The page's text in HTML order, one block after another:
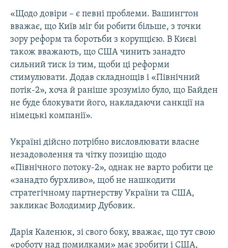
«Щодо довіри – є певні проблеми. Вашингтон
вважає, що Київ міг би робити більше, з точки
зору реформ та боротьби з корупцією. В Києві
також вважають, що США чинить занадто
сильний тиск із тим, щоби ці реформи
стимулювати. Додав складнощів і «Північний
потік-2», хоча й раніше зрозуміло було, що Байден
не буде блокувати його, накладаючи санкції на
німецькі компанії».
Україні дійсно потрібно висловлювати власне
незадоволення та чітку позицію щодо
«Північного потоку-2», однак не варто робити це
«занадто бурхливо», щоб не нашкодити
стратегічному партнерству України та США,
закликає Володимир Дубовик.
Дарія Каленюк, зі свого боку, вважає, що тут свою
«роботу над помилками» має зробити і США,